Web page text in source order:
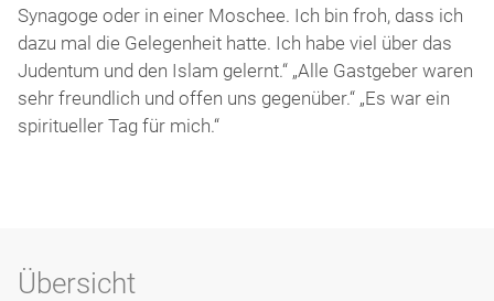
Synagoge oder in einer Moschee. Ich bin froh, dass ich
dazu mal die Gelegenheit hatte. Ich habe viel über das
Judentum und den Islam gelernt.“ „Alle Gastgeber waren
sehr freundlich und offen uns gegenüber.“ „Es war ein
spiritueller Tag für mich.“
Übersicht